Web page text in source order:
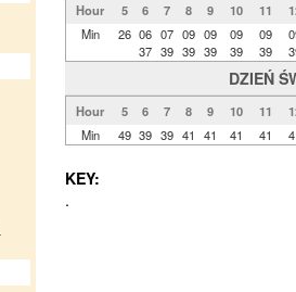
Hour 5 6 7 8 9 10 11
Min
26 06
37
07
39
09
39
09
39
09
39
09
39
DZIEŃ
Hour 5 6 7 8 9 10 11
Min
49 39 39 41 41 41 41
KEY:
.